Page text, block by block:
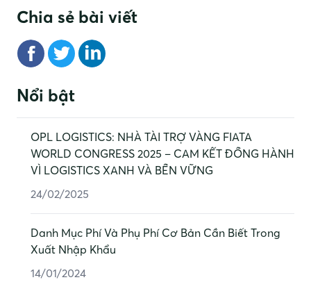
Chia sẻ bài viết
Nổi bật
OPL LOGISTICS: NHÀ TÀI TRỢ VÀNG FIATA
WORLD CONGRESS 2025 – CAM KẾT ĐỒNG HÀNH
VÌ LOGISTICS XANH VÀ BỀN VỮNG
24/02/2025
Danh Mục Phí Và Phụ Phí Cơ Bản Cần Biết Trong
Xuất Nhập Khẩu
14/01/2024